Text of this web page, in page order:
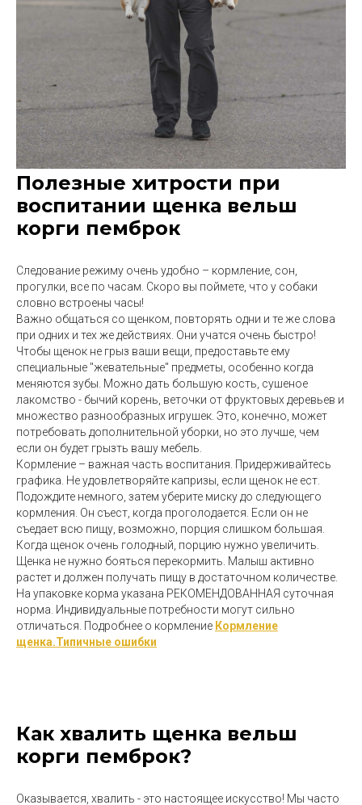
Полезные хитрости при
воспитании щенка вельш
корги пемброк
Следование режиму очень удобно – кормление, сон,
прогулки, все по часам. Скоро вы поймете, что у собаки
словно встроены часы!
Важно общаться со щенком, повторять одни и те же слова
при одних и тех же действиях. Они учатся очень быстро!
Чтобы щенок не грыз ваши вещи, предоставьте ему
специальные "жевательные" предметы, особенно когда
меняются зубы. Можно дать большую кость, сушеное
лакомство - бычий корень, веточки от фруктовых деревьев и
множество разнообразных игрушек. Это, конечно, может
потребовать дополнительной уборки, но это лучше, чем
если он будет грызть вашу мебель.
Кормление – важная часть воспитания. Придерживайтесь
графика. Не удовлетворяйте капризы, если щенок не ест.
Подождите немного, затем уберите миску до следующего
кормления. Он съест, когда проголодается. Если он не
съедает всю пищу, возможно, порция слишком большая.
Когда щенок очень голодный, порцию нужно увеличить.
Щенка не нужно бояться перекормить. Малыш активно
растет и должен получать пищу в достаточном количестве.
На упаковке корма указана РЕКОМЕНДОВАННАЯ суточная
норма. Индивидуальные потребности могут сильно
отличаться. Подробнее о кормление Кормление
щенка.Типичные ошибки
Как хвалить щенка вельш
корги пемброк?
Оказывается, хвалить - это настоящее искусство! Мы часто